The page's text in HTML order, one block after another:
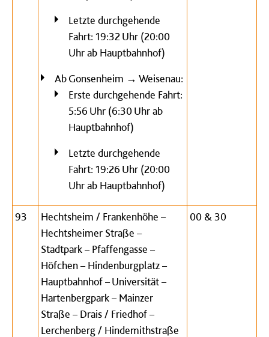
Letzte durchgehende
Fahrt: 19:32 Uhr (20:00
Uhr ab Hauptbahnhof)
Ab Gonsenheim → Weisenau:
Erste durchgehende Fahrt:
5:56 Uhr (6:30 Uhr ab
Hauptbahnhof)
Letzte durchgehende
Fahrt: 19:26 Uhr (20:00
Uhr ab Hauptbahnhof)
93
Hechtsheim / Frankenhöhe –
Hechtsheimer Straße –
Stadtpark – Pfaffengasse –
Höfchen – Hindenburgplatz –
Hauptbahnhof – Universität –
Hartenbergpark – Mainzer
Straße – Drais / Friedhof –
Lerchenberg / Hindemithstraße
00 & 30